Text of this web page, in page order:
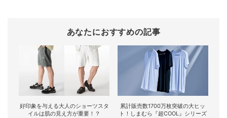
あなたにおすすめの記事
好印象を与える大人のショーツスタ
イルは肌の見え方が重要！？
累計販売数1700万枚突破の大ヒッ
ト！しまむら『超COOL』シリーズ